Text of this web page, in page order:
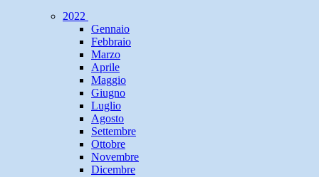
2022
Gennaio
Febbraio
Marzo
Aprile
Maggio
Giugno
Luglio
Agosto
Settembre
Ottobre
Novembre
Dicembre